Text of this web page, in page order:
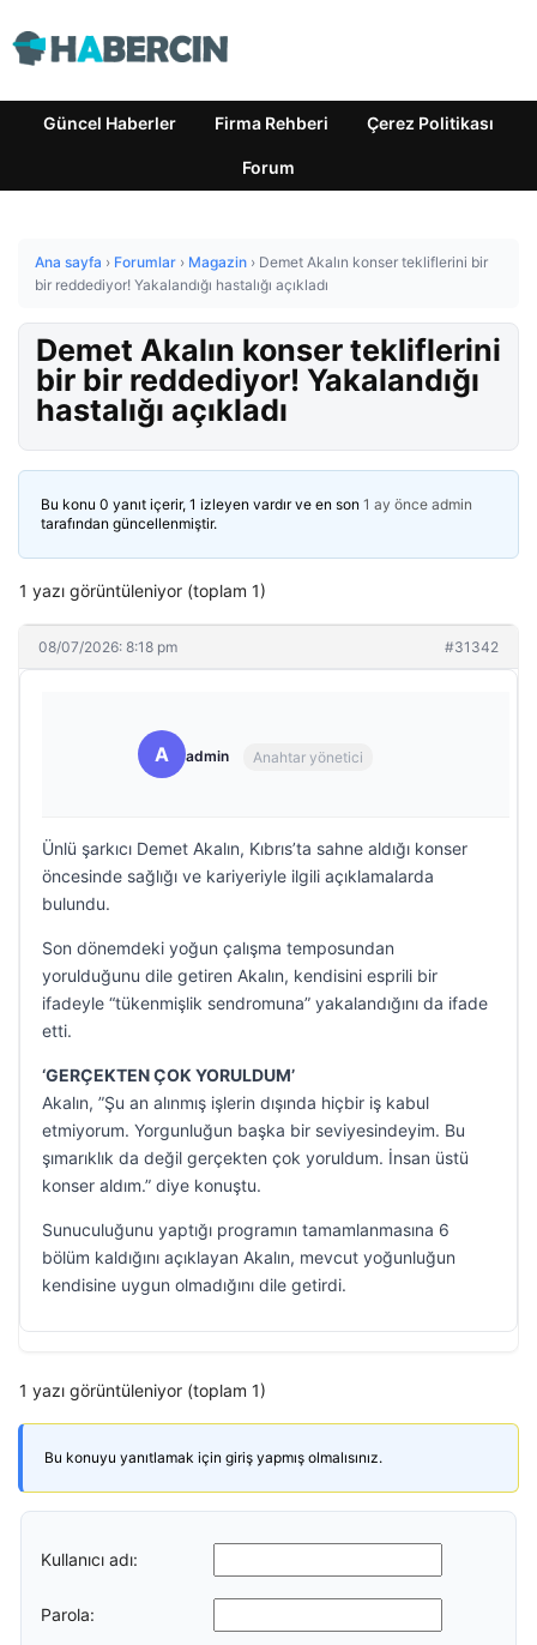
Güncel Haberler Firma Rehberi Çerez Politikası
Forum
Ana sayfa › Forumlar › Magazin › Demet Akalın konser tekliflerini bir
bir reddediyor! Yakalandığı hastalığı açıkladı
Demet Akalın konser tekliflerini
bir bir reddediyor! Yakalandığı
hastalığı açıkladı
Bu konu 0 yanıt içerir, 1 izleyen vardır ve en son 1 ay önce admin
tarafından güncellenmiştir.
1 yazı görüntüleniyor (toplam 1)
08/07/2026: 8:18 pm #31342
A admin Anahtar yönetici
Ünlü şarkıcı Demet Akalın, Kıbrıs’ta sahne aldığı konser
öncesinde sağlığı ve kariyeriyle ilgili açıklamalarda
bulundu.
Son dönemdeki yoğun çalışma temposundan
yorulduğunu dile getiren Akalın, kendisini esprili bir
ifadeyle “tükenmişlik sendromuna” yakalandığını da ifade
etti.
‘GERÇEKTEN ÇOK YORULDUM’
Akalın, ”Şu an alınmış işlerin dışında hiçbir iş kabul
etmiyorum. Yorgunluğun başka bir seviyesindeyim. Bu
şımarıklık da değil gerçekten çok yoruldum. İnsan üstü
konser aldım.” diye konuştu.
Sunuculuğunu yaptığı programın tamamlanmasına 6
bölüm kaldığını açıklayan Akalın, mevcut yoğunluğun
kendisine uygun olmadığını dile getirdi.
1 yazı görüntüleniyor (toplam 1)
Bu konuyu yanıtlamak için giriş yapmış olmalısınız.
Kullanıcı adı:
Parola: